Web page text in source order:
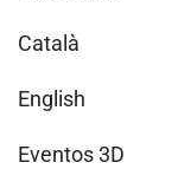
Català
English
Eventos 3D